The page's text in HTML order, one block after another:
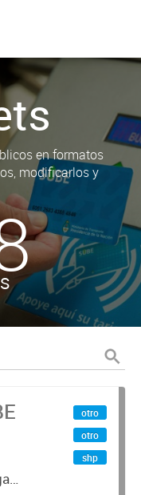
en formatos
modificarlos y
otro
otro
shp